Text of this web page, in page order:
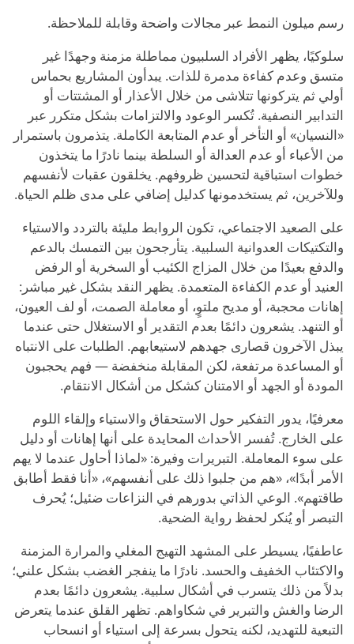
رسم ميلون النمط عبر مجالات واضحة وقابلة للملاحظة.
سلوكيًا، يظهر الأفراد السلبيون مماطلة مزمنة وجهدًا غير
متسق وعدم كفاءة مدمرة للذات. يبدأون المشاريع بحماس
أولي ثم يتركونها تتلاشى من خلال الأعذار أو المشتتات أو
التدابير النصفية. تُكسر الوعود والالتزامات بشكل متكرر عبر
«النسيان» أو التأخر أو عدم المتابعة الكاملة. يتذمرون باستمرار
من الأعباء أو عدم العدالة أو السلطة بينما نادرًا ما يتخذون
خطوات استباقية لتحسين ظروفهم. يخلقون عقبات لأنفسهم
وللآخرين، ثم يستخدمونها كدليل إضافي على مدى ظلم الحياة.
على الصعيد الاجتماعي، تكون الروابط مليئة بالتردد والاستياء
والتكتيكات العدوانية السلبية. يتأرجحون بين التمسك بالدعم
والدفع بعيدًا من خلال المزاج الكئيب أو السخرية أو الرفض
العنيد أو عدم الكفاءة المتعمدة. يظهر النقد بشكل غير مباشر:
إهانات محجبة، أو مديح ملتوٍ، أو معاملة الصمت، أو لف العيون،
أو التنهد. يشعرون دائمًا بعدم التقدير أو الاستغلال حتى عندما
يبذل الآخرون قصارى جهدهم لاستيعابهم. الطلبات على الانتباه
أو المساعدة مرتفعة، لكن المقابلة منخفضة — فهم يحجبون
المودة أو الجهد أو الامتنان كشكل من أشكال الانتقام.
معرفيًا، يدور التفكير حول الاستحقاق والاستياء وإلقاء اللوم
على الخارج. تُفسر الأحداث المحايدة على أنها إهانات أو دليل
على سوء المعاملة. التبريرات وفيرة: «لماذا أحاول عندما لا يهم
الأمر أبدًا»، «هم من جلبوا ذلك على أنفسهم»، «أنا فقط أطابق
طاقتهم». الوعي الذاتي بدورهم في النزاعات ضئيل؛ يُحرف
التبصر أو يُنكر لحفظ رواية الضحية.
عاطفيًا، يسيطر على المشهد التهيج المغلي والمرارة المزمنة
والاكتئاب الخفيف والحسد. نادرًا ما ينفجر الغضب بشكل علني؛
بدلاً من ذلك يتسرب في أشكال سلبية. يشعرون دائمًا بعدم
الرضا والغش والتبرير في شكاواهم. تظهر القلق عندما يتعرض
التبعية للتهديد، لكنه يتحول بسرعة إلى استياء أو انسحاب